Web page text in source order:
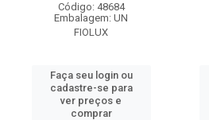
Código: 48684
Embalagem: UN
FIOLUX
Faça seu login ou
cadastre-se para
ver preços e
comprar